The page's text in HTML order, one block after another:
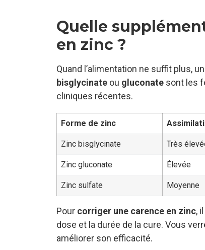
Quelle
en zinc ?
Quand l’alimentation ne suffit plus,
bisglycinate ou gluconate sont les
cliniques récentes.
Forme de zinc
Zinc bisglycinate Très
Zinc gluconate Élevée
Zinc sulfate Moyenne
Pour corriger une carence en zinc,
dose et la durée de la cure. Vous
améliorer son efficacité.